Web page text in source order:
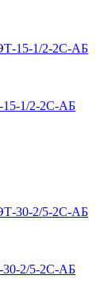
1/2-2С-АБ
2/5-2С-АБ